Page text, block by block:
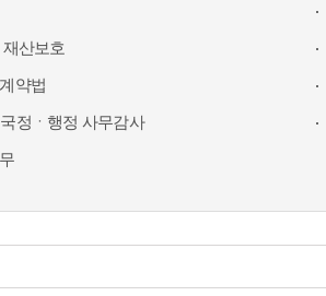
산보호
약법
정ㆍ행정 사무감사